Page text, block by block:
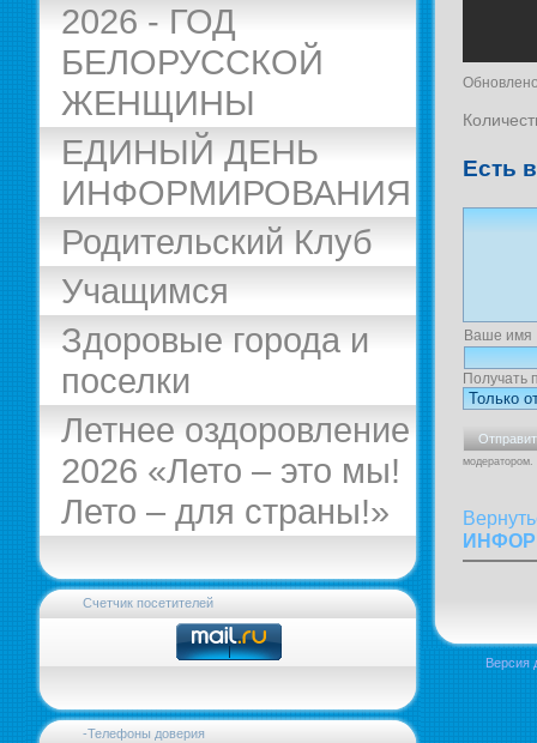
2026 - ГОД
БЕЛОРУССКОЙ
ЖЕНЩИНЫ
ЕДИНЫЙ ДЕНЬ
ИНФОРМИРОВАНИЯ
Родительский Клуб
Учащимся
Здоровые города и
поселки
Летнее оздоровление
2026 «Лето – это мы!
Лето – для страны!»
Счетчик посетителей
-Телефоны доверия
Есть
Ваше имя
Получать
модератором.
Версия